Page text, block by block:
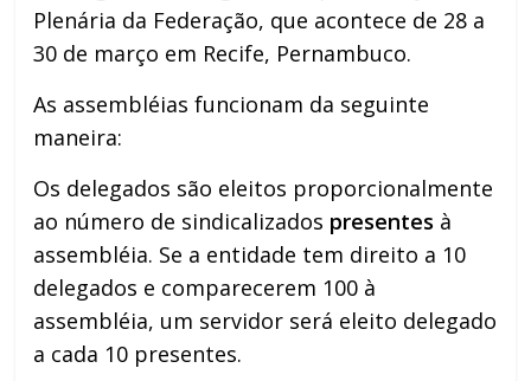
Plenária da Federação, que acontece de 28 a
30 de março em Recife, Pernambuco.
As assembléias funcionam da seguinte
maneira:
Os delegados são eleitos proporcionalmente
ao número de sindicalizados presentes à
assembléia. Se a entidade tem direito a 10
delegados e comparecerem 100 à
assembléia, um servidor será eleito delegado
a cada 10 presentes.